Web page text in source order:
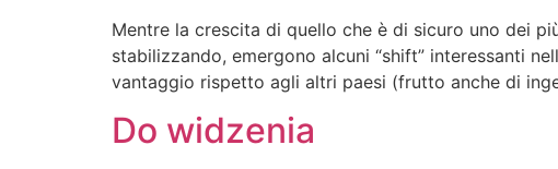
Mentre la crescita di quello che è di sicuro uno dei
stabilizzando, emergono alcuni “shift” interessanti
vantaggio rispetto agli altri paesi (frutto anche di
Do widzenia